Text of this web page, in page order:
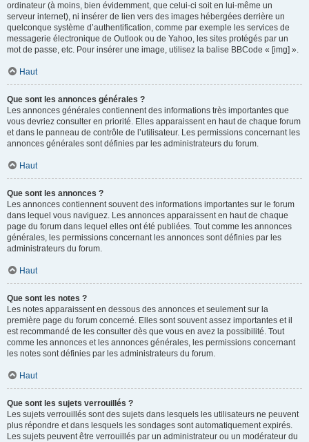
ordinateur (à moins, bien évidemment, que celui-ci soit en lui-même un
serveur internet), ni insérer de lien vers des images hébergées derrière un
quelconque système d’authentification, comme par exemple les services de
messagerie électronique de Outlook ou de Yahoo, les sites protégés par un
mot de passe, etc. Pour insérer une image, utilisez la balise BBCode « [img] ».
Haut
Que sont les annonces générales ?
Les annonces générales contiennent des informations très importantes que
vous devriez consulter en priorité. Elles apparaissent en haut de chaque forum
et dans le panneau de contrôle de l’utilisateur. Les permissions concernant les
annonces générales sont définies par les administrateurs du forum.
Haut
Que sont les annonces ?
Les annonces contiennent souvent des informations importantes sur le forum
dans lequel vous naviguez. Les annonces apparaissent en haut de chaque
page du forum dans lequel elles ont été publiées. Tout comme les annonces
générales, les permissions concernant les annonces sont définies par les
administrateurs du forum.
Haut
Que sont les notes ?
Les notes apparaissent en dessous des annonces et seulement sur la
première page du forum concerné. Elles sont souvent assez importantes et il
est recommandé de les consulter dès que vous en avez la possibilité. Tout
comme les annonces et les annonces générales, les permissions concernant
les notes sont définies par les administrateurs du forum.
Haut
Que sont les sujets verrouillés ?
Les sujets verrouillés sont des sujets dans lesquels les utilisateurs ne peuvent
plus répondre et dans lesquels les sondages sont automatiquement expirés.
Les sujets peuvent être verrouillés par un administrateur ou un modérateur du